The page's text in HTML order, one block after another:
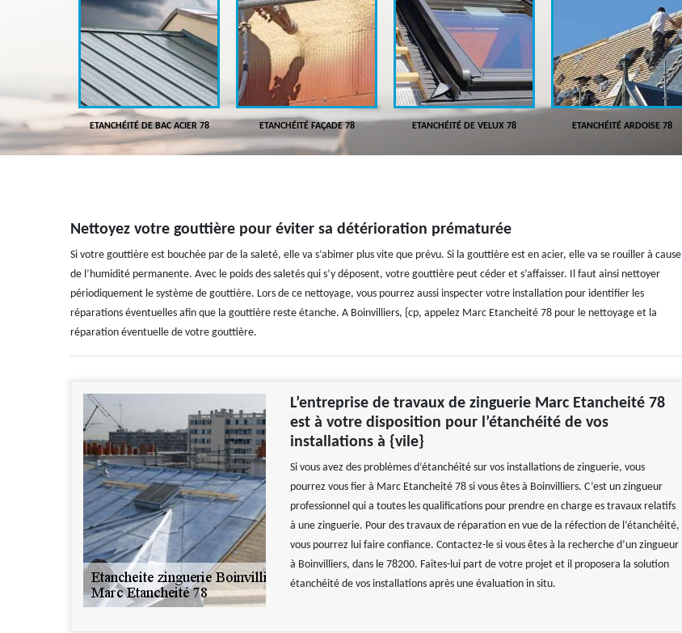
78 ETANCHÉITÉ DE BAC ACIER 78 ETANCHÉITÉ FAÇADE 78 ETANCHÉITÉ DE VELUX 78 ETANCHÉITÉ ARDOISE 78
Nettoyez votre gouttière pour éviter sa détérioration prématurée
Si votre gouttière est bouchée par de la saleté, elle va s’abimer plus vite que prévu. Si la gouttière est en acier, elle va se rouiller à cause
de l’humidité permanente. Avec le poids des saletés qui s’y déposent, votre gouttière peut céder et s’affaisser. Il faut ainsi nettoyer
périodiquement le système de gouttière. Lors de ce nettoyage, vous pourrez aussi inspecter votre installation pour identifier les
réparations éventuelles afin que la gouttière reste étanche. A Boinvilliers, {cp, appelez Marc Etancheité 78 pour le nettoyage et la
réparation éventuelle de votre gouttière.
L’entreprise de travaux de zinguerie Marc Etancheité 78
est à votre disposition pour l’étanchéité de vos
installations à {vile}
Si vous avez des problèmes d’étanchéité sur vos installations de zinguerie, vous
pourrez vous fier à Marc Etancheité 78 si vous êtes à Boinvilliers. C’est un zingueur
professionnel qui a toutes les qualifications pour prendre en charge es travaux relatifs
à une zinguerie. Pour des travaux de réparation en vue de la réfection de l’étanchéité,
vous pourrez lui faire confiance. Contactez-le si vous êtes à la recherche d’un zingueur
à Boinvilliers, dans le 78200. Faites-lui part de votre projet et il proposera la solution
étanchéité de vos installations après une évaluation in situ.